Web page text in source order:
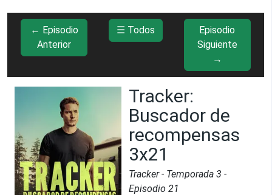
← Episodio
Anterior
☰ Todos
Episodio
Siguiente
→
Tracker:
Buscador de
recompensas
3x21
Tracker- Temporada 3 -
Episodio 21